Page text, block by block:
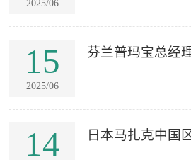
2025/06
15
2025/06
芬兰普玛宝总经
14
日本马扎克中国